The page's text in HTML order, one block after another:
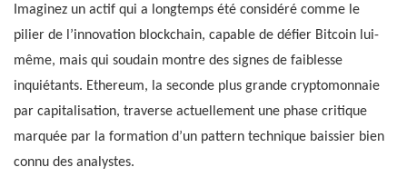
Imaginez un actif qui a longtemps été considéré comme le
pilier de l’innovation blockchain, capable de défier Bitcoin lui-
même, mais qui soudain montre des signes de faiblesse
inquiétants. Ethereum, la seconde plus grande cryptomonnaie
par capitalisation, traverse actuellement une phase critique
marquée par la formation d’un pattern technique baissier bien
connu des analystes.